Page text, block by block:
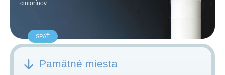
cintorínov.
SPÄŤ
Pamätné miesta